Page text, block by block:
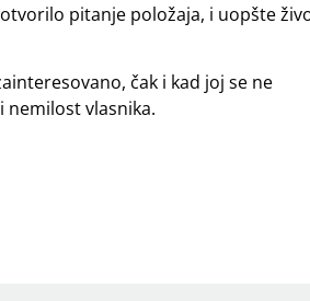
pitanje položaja, i uopšte
čak i kad joj se ne
vlasnika.